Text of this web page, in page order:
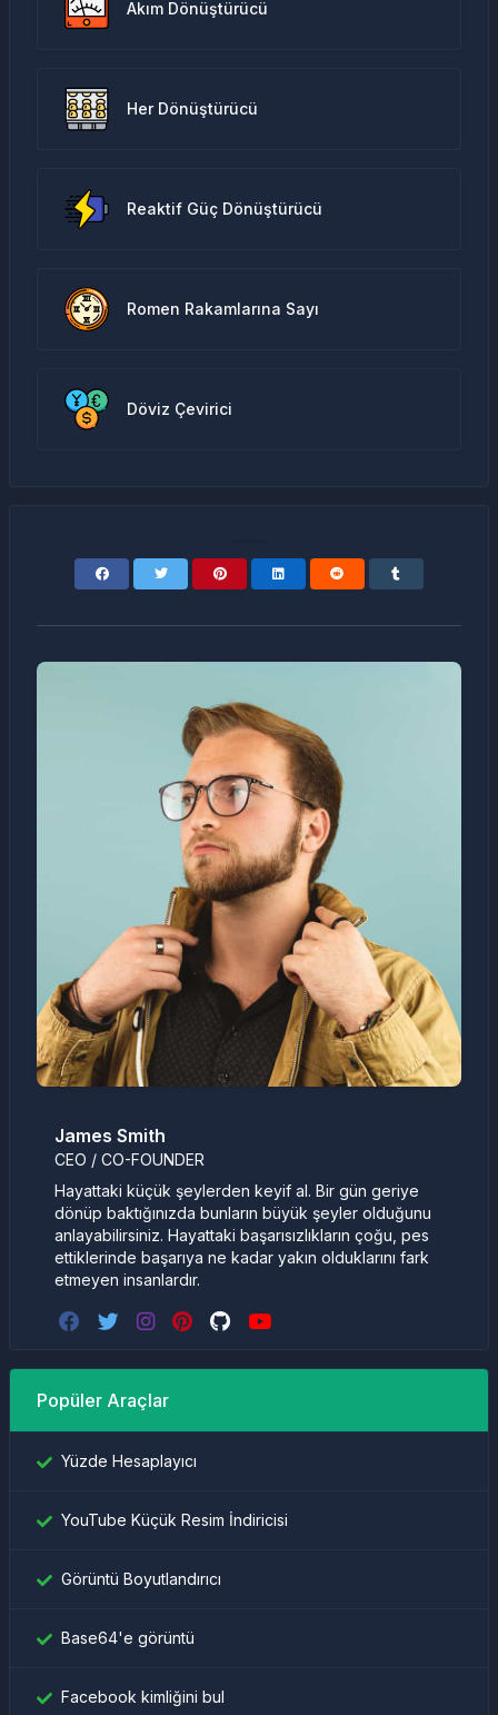
Akım Dönüştürücü
Her Dönüştürücü
Reaktif Güç Dönüştürücü
Romen Rakamlarına Sayı
Döviz Çevirici
James Smith
CEO / CO-FOUNDER
Hayattaki küçük şeylerden keyif al. Bir gün geriye
dönüp baktığınızda bunların büyük şeyler olduğunu
anlayabilirsiniz. Hayattaki başarısızlıkların çoğu, pes
ettiklerinde başarıya ne kadar yakın olduklarını fark
etmeyen insanlardır.
Popüler Araçlar
Yüzde Hesaplayıcı
YouTube Küçük Resim İndiricisi
Görüntü Boyutlandırıcı
Base64'e görüntü
Facebook kimliğini bul